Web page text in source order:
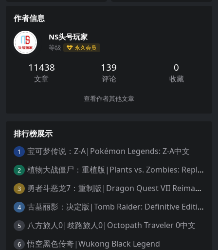
作者信息
NS头号玩家
等级 永久会员
11438
文章
139
评论
0
收藏
查看作者其他文章
排行榜展示
1 宝可梦传说：Z-A|Pokémon Legends: Z-A中文
2 植物大战僵尸：重植版|Plants vs. Zombies: Replanted中文
3 勇者斗恶龙7：重制版|Dragon Quest VII Reimagined中文
4 古墓丽影：决定版|Tomb Raider: Definitive Edition中文
5 八方旅人0|歧路旅人0|Octopath Traveler 0中文
6 悟空黑色传奇|Wukong Black Legend